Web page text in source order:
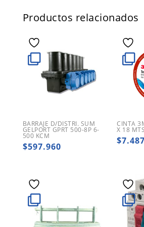
Productos relacionados
BARRAJE D/DISTRI. SUM
GELPORT GPRT 500-8P 6-
500 KCM
$597.960
CINTA
X 18
$7.487